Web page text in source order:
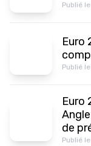
Publié
Euro
Publié
Euro
de
Publié